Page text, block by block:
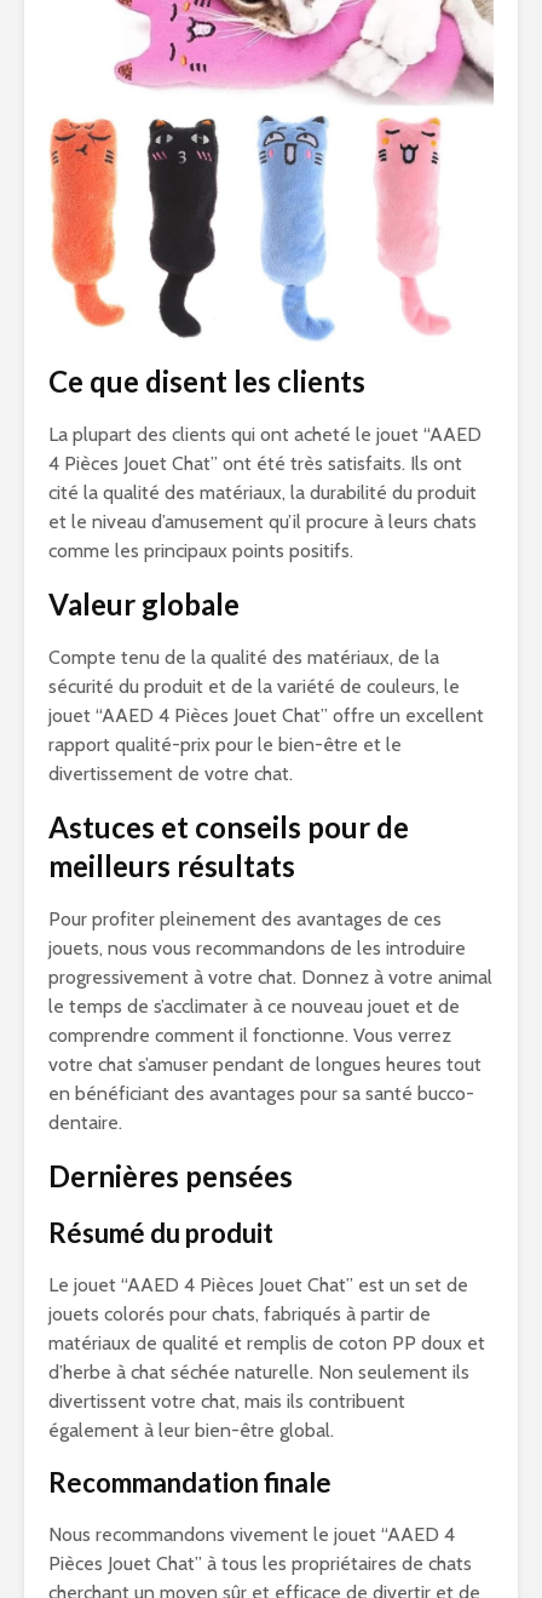
Ce que disent les clients
La plupart des clients qui ont acheté le jouet “AAED
4 Pièces Jouet Chat” ont été très satisfaits. Ils ont
cité la qualité des matériaux, la durabilité du produit
et le niveau d’amusement qu’il procure à leurs chats
comme les principaux points positifs.
Valeur globale
Compte tenu de la qualité des matériaux, de la
sécurité du produit et de la variété de couleurs, le
jouet “AAED 4 Pièces Jouet Chat” offre un excellent
rapport qualité-prix pour le bien-être et le
divertissement de votre chat.
Astuces et conseils pour de
meilleurs résultats
Pour profiter pleinement des avantages de ces
jouets, nous vous recommandons de les introduire
progressivement à votre chat. Donnez à votre animal
le temps de s’acclimater à ce nouveau jouet et de
comprendre comment il fonctionne. Vous verrez
votre chat s’amuser pendant de longues heures tout
en bénéficiant des avantages pour sa santé bucco-
dentaire.
Dernières pensées
Résumé du produit
Le jouet “AAED 4 Pièces Jouet Chat” est un set de
jouets colorés pour chats, fabriqués à partir de
matériaux de qualité et remplis de coton PP doux et
d’herbe à chat séchée naturelle. Non seulement ils
divertissent votre chat, mais ils contribuent
également à leur bien-être global.
Recommandation finale
Nous recommandons vivement le jouet “AAED 4
Pièces Jouet Chat” à tous les propriétaires de chats
cherchant un moyen sûr et efficace de divertir et de